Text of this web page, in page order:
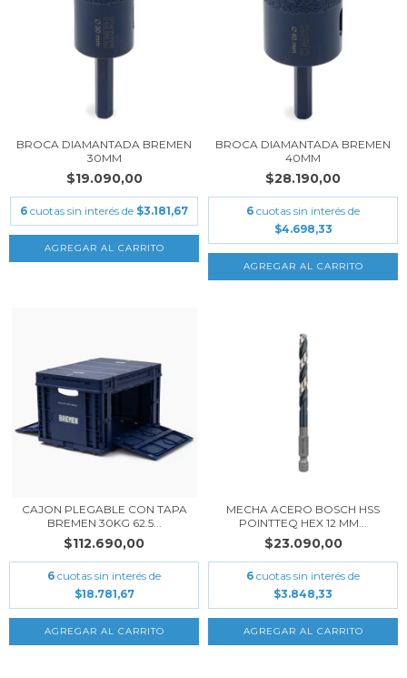
BROCA DIAMANTADA BREMEN
30MM
$19.090,00
6 cuotas sin interés de $3.181,67
BROCA DIAMANTADA BREMEN
40MM
$28.190,00
6 cuotas sin interés de
$4.698,33
CAJON PLEGABLE CON TAPA
BREMEN 30KG 62.5...
$112.690,00
6 cuotas sin interés de
$18.781,67
MECHA ACERO BOSCH HSS
POINTTEQ HEX 12 MM...
$23.090,00
6 cuotas sin interés de
$3.848,33